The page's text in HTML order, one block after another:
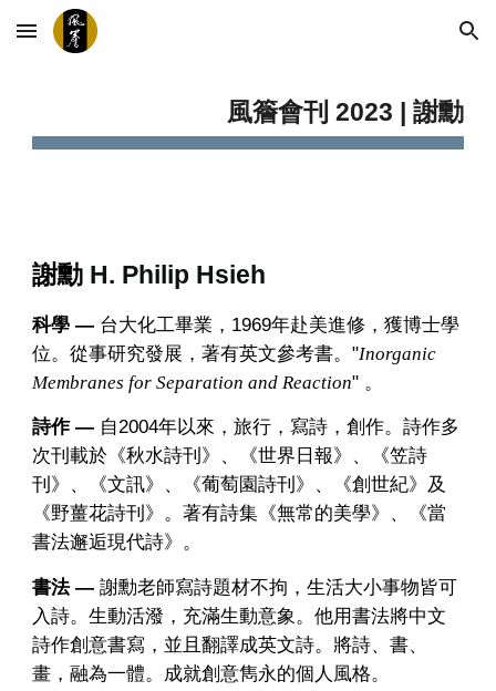
Skip to main content Skip to navigation
風簷會刊 2023 | 謝勳
謝勳 H. Philip Hsieh
科學 — 台大化工畢業，1969年赴美進修，獲博士學
位。從事研究發展，著有英文參考書。"Inorganic
Membranes for Separation and Reaction" 。
詩作 — 自2004年以來，旅行，寫詩，創作。詩作多
次刊載於《秋水詩刊》、《世界日報》、《笠詩
刊》、《文訊》、《葡萄園詩刊》、《創世紀》及
《野薑花詩刊》。著有詩集《無常的美學》、《當
書法邂逅現代詩》。
書法 —謝勳老師寫詩題材不拘，生活大小事物皆可
入詩。生動活潑，充滿生動意象。他用書法將中文
詩作創意書寫，並且翻譯成英文詩。將詩、書、
畫，融為一體。成就創意雋永的個人風格。